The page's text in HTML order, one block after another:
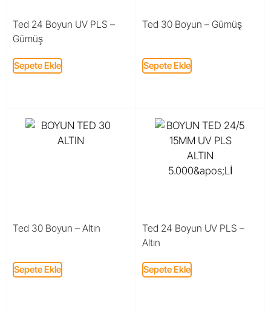
Ted 24 Boyun UV PLS –
Gümüş
Sepete Ekle
Ted 30 Boyun – Gümüş
Sepete Ekle
Ted 30 Boyun – Altın
Sepete Ekle
Ted 24 Boyun UV PLS –
Altın
Sepete Ekle